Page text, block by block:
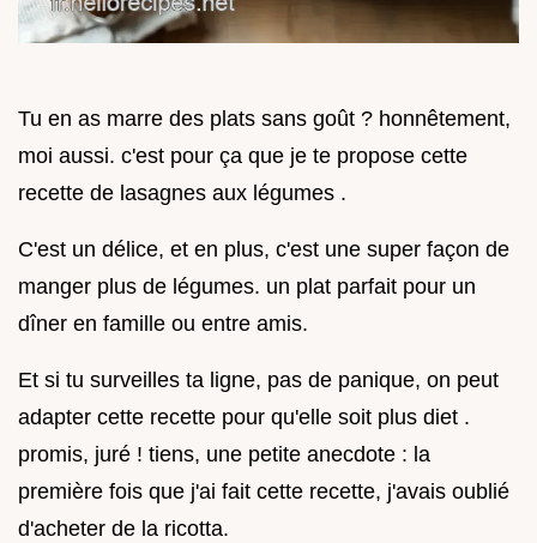
Tu en as marre des plats sans goût ? honnêtement,
moi aussi. c'est pour ça que je te propose cette
recette de lasagnes aux légumes .
C'est un délice, et en plus, c'est une super façon de
manger plus de légumes. un plat parfait pour un
dîner en famille ou entre amis.
Et si tu surveilles ta ligne, pas de panique, on peut
adapter cette recette pour qu'elle soit plus diet .
promis, juré ! tiens, une petite anecdote : la
première fois que j'ai fait cette recette, j'avais oublié
d'acheter de la ricotta.